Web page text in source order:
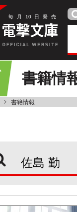
毎 月 10 日 発 売
書籍情
書籍情報